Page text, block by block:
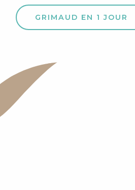
GRIMAUD EN 1 JOUR